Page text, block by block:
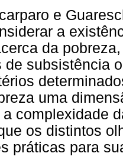
e
a
da
de subsistência
uma
complexidade
os distintos
práticas para